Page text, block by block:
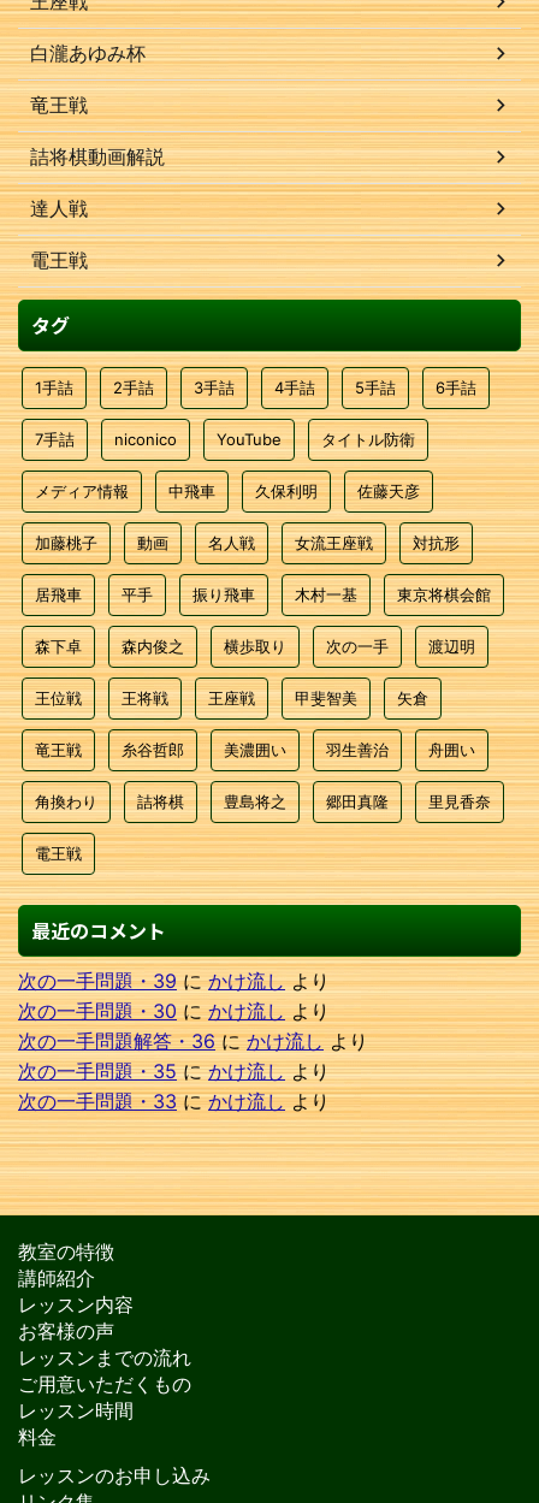
白瀧あゆみ杯
竜王戦
詰将棋動画解説
達人戦
電王戦
タグ
1手詰 2手詰 3手詰 4手詰 5手詰 6手詰
7手詰 niconico YouTube タイトル防衛
メディア情報 中飛車 久保利明 佐藤天彦
加藤桃子 動画 名人戦 女流王座戦 対抗形
居飛車 平手 振り飛車 木村一基 東京将棋会館
森下卓 森内俊之 横歩取り 次の一手 渡辺明
王位戦 王将戦 王座戦 甲斐智美 矢倉
竜王戦 糸谷哲郎 美濃囲い 羽生善治 舟囲い
角換わり 詰将棋 豊島将之 郷田真隆 里見香奈
電王戦
最近のコメント
次の一手問題・39にかけ流しより
次の一手問題・30にかけ流しより
次の一手問題解答・36にかけ流しより
次の一手問題・35にかけ流しより
次の一手問題・33にかけ流しより
教室の特徴
講師紹介
レッスン内容
お客様の声
レッスンまでの流れ
ご用意いただくもの
レッスン時間
料金
レッスンのお申し込み